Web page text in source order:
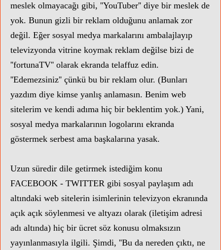
meslek olmayacağı gibi, ''YouTuber'' diye bir meslek de
yok. Bunun gizli bir reklam olduğunu anlamak zor
değil. Eğer sosyal medya markalarını ambalajlayıp
televizyonda vitrine koymak reklam değilse bizi de
''fortunaTV'' olarak ekranda telaffuz edin.
''Edemezsiniz'' çünkü bu bir reklam olur. (Bunları
yazdım diye kimse yanlış anlamasın. Benim web
sitelerim ve kendi adıma hiç bir beklentim yok.) Yani,
sosyal medya markalarının logolarını ekranda
göstermek serbest ama başkalarına yasak.
Uzun süredir dile getirmek istediğim konu
FACEBOOK - TWITTER gibi sosyal paylaşım adı
altındaki web sitelerin isimlerinin televizyon ekranında
açık açık söylenmesi ve altyazı olarak (iletişim adresi
adı altında) hiç bir ücret söz konusu olmaksızın
yayınlanmasıyla ilgili. Şimdi, ''Bu da nereden çıktı, ne